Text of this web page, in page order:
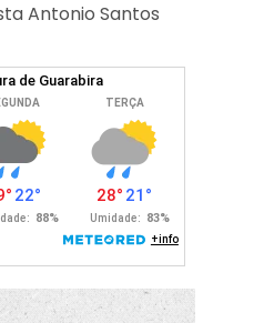
Antonio Santos